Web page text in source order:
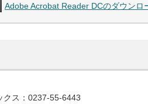
Adobe Acrobat Reader DCのダウンロ
ス：0237-55-6443